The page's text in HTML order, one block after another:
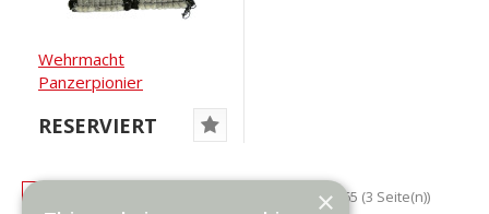
Wehrmacht
Panzerpionier
RESERVIERT
Zeige 1 bis 57 von 165 (3 Seite(n))
×